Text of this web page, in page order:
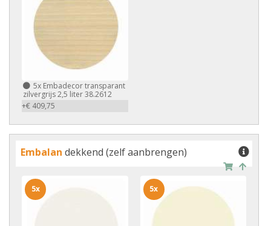
5x Embadecor transparant
zilvergrijs 2,5 liter 38.2612
+€ 409,75
Embalan dekkend (zelf aanbrengen)
5x 5x